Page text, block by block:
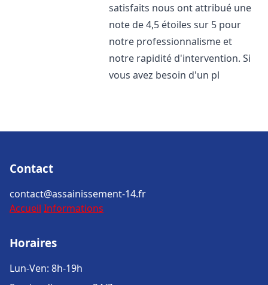
satisfaits nous ont attribué une
note de 4,5 étoiles sur 5 pour
notre professionnalisme et
notre rapidité d'intervention. Si
vous avez besoin d'un pl
Contact
contact@assainissement-14.fr
Accueil Informations
Horaires
Lun-Ven: 8h-19h